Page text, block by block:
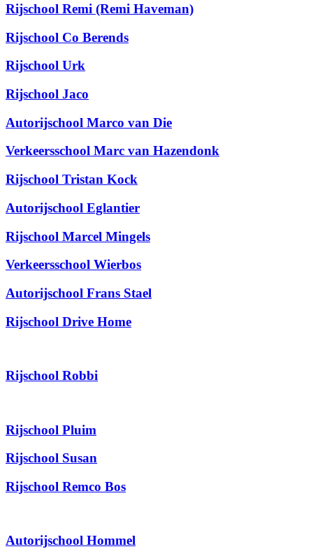
Rijschool Remi (Remi Haveman)
Rijschool Co Berends
Rijschool Urk
Rijschool Jaco
Autorijschool Marco van Die
Verkeersschool Marc van Hazendonk
Rijschool Tristan Kock
Autorijschool Eglantier
Rijschool Marcel Mingels
Verkeersschool Wierbos
Autorijschool Frans Stael
Rijschool Drive Home
Rijschool Robbi
Rijschool Pluim
Rijschool Susan
Rijschool Remco Bos
Autorijschool Hommel